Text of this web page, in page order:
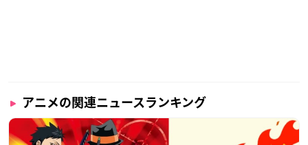
アニメの関連ニュースランキング